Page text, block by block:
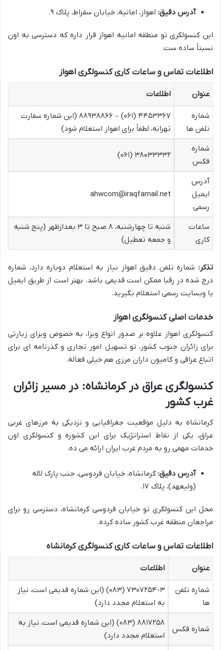
آدرس دقیق: اهواز، امانیه، خیابان سقراط، پلاک ۹.
این کنسولگری تو منطقه امانیه اهواز قرار داره که دسترسی به اون
نسبتاً ساده ست.
اطلاعات تماس و ساعات کاری کنسولگری اهواز
عنوان اطلاعات
شماره
تلفن ها
۴۴۵۳۳۶۷ (۰۶۱) – ۸۸۹۳۸۸۶۶ (این شماره سفارت
تهرانه، لطفاً برای اهواز استعلام شود)
شماره
فکس
۳۸۰۳۳۳۳۲ (۰۶۱)
آدرس
ایمیل
رسمی
ahwcom@iraqfamail.net
ساعات
کاری
شنبه تا چهارشنبه، ۸ صبح تا ۳ بعدازظهر (پنج شنبه
و جمعه تعطیل)
تذکر: شماره تلفن دقیق اهواز نیاز به استعلام دوباره دارد، شماره
درج شده در رقبا ممکن است قدیمی باشد. بهتر است از طریق ایمیل
یا وبسایت رسمی استعلام بگیرید.
خدمات اصلی کنسولگری اهواز
کنسولگری اهواز علاوه بر صدور انواع ویزا، به خصوص ویزای زیارتی
برای زائران جنوب کشور، تو تسهیل امور تجاری و گذرنامه ای برای
اتباع عراقی و کامیون داران مرزی هم خیلی فعاله.
کنسولگری عراق در کرمانشاه: در مسیر زائران
غرب کشور
کرمانشاه به دلیل موقعیت جغرافیایی و نزدیکی به مرزهای غربی
عراق، یکی از نقاط استراتژیک برای این کشوره و کنسولگری اون
خدمات مهمی رو به مردم غرب ایران ارائه می ده.
آدرس دقیق: کرمانشاه، خیابان فردوسی، جنب پارک لاله
(ولیعهد)، پلاک ۱۷.
محل این کنسولگری تو خیابان فردوسی کرمانشاه، دسترسی رو برای
مراجعان منطقه غرب کشور ساده کرده.
اطلاعات تماس و ساعات کاری کنسولگری کرمانشاه
عنوان اطلاعات
شماره تلفن
ها
۷۳۰۷۲۵۴-۳ (۰۸۳) (این شماره قدیمی است، نیاز
به استعلام مجدد دارد)
شماره فکس
۸۸۱۷۲۵۸ (۰۸۳) (این شماره قدیمی است، نیاز به
استعلام مجدد دارد)